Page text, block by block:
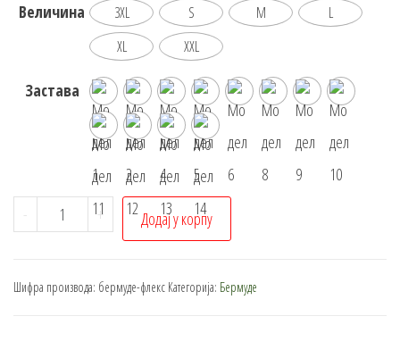
Величина 3XL S M
L
XL
XXL
Заставa
-
Флекс
бермуде
+ Додај у корпу
Шифра производа: бермуде-флекс Категорија: Бермуде